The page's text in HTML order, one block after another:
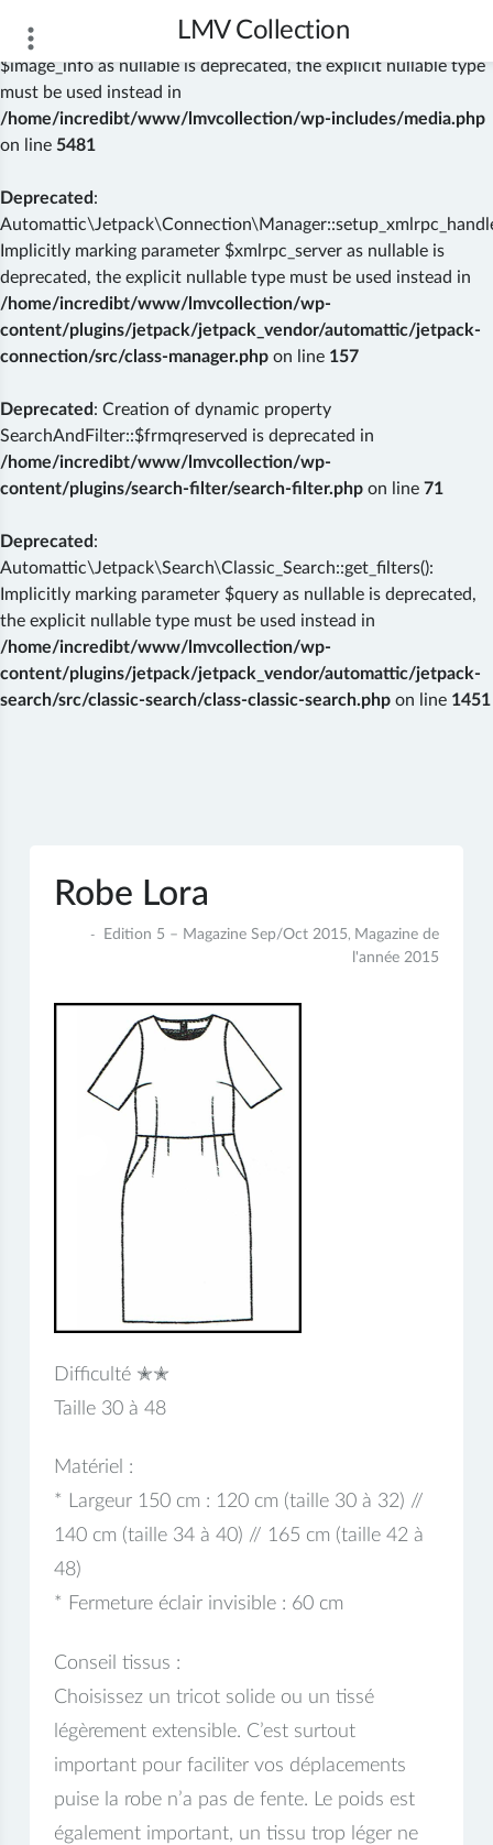
Deprecated
: wp_getimagesize(): Implicitly marking parameter
$image_info as nullable is deprecated, the explicit nullable type
must be used instead in
/home/incredibt/www/lmvcollection/wp-includes/media.php
on line 5481
Deprecated :
Implicitly marking parameter $xmlrpc_server as nullable is
deprecated, the explicit nullable type must be used instead in
/home/incredibt/www/lmvcollection/wp-
content/plugins/jetpack/jetpack_vendor/automattic/jetpack-
connection/src/class-manager.php on line 157
Deprecated : Creation of dynamic property
SearchAndFilter::$frmqreserved is deprecated in
/home/incredibt/www/lmvcollection/wp-
content/plugins/search-filter/search-filter.php on line 71
Deprecated :
Automattic\Jetpack\Search\Classic_Search::get_filters():
Implicitly marking parameter $query as nullable is deprecated,
the explicit nullable type must be used instead in
/home/incredibt/www/lmvcollection/wp-
content/plugins/jetpack/jetpack_vendor/automattic/jetpack-
search/src/classic-search/class-classic-search.php on line 1451
LMV Collection
Robe Lora
Edition 5 – Magazine Sep/Oct 2015, Magazine de
l'année 2015
Difficulté ✭✭
Taille 30 à 48
Matériel :
* Largeur 150 cm : 120 cm (taille 30 à 32) //
140 cm (taille 34 à 40) // 165 cm (taille 42 à
48)
* Fermeture éclair invisible : 60 cm
Conseil tissus :
Choisissez un tricot solide ou un tissé
légèrement extensible. C’est surtout
important pour faciliter vos déplacements
puise la robe n’a pas de fente. Le poids est
également important, un tissu trop léger ne